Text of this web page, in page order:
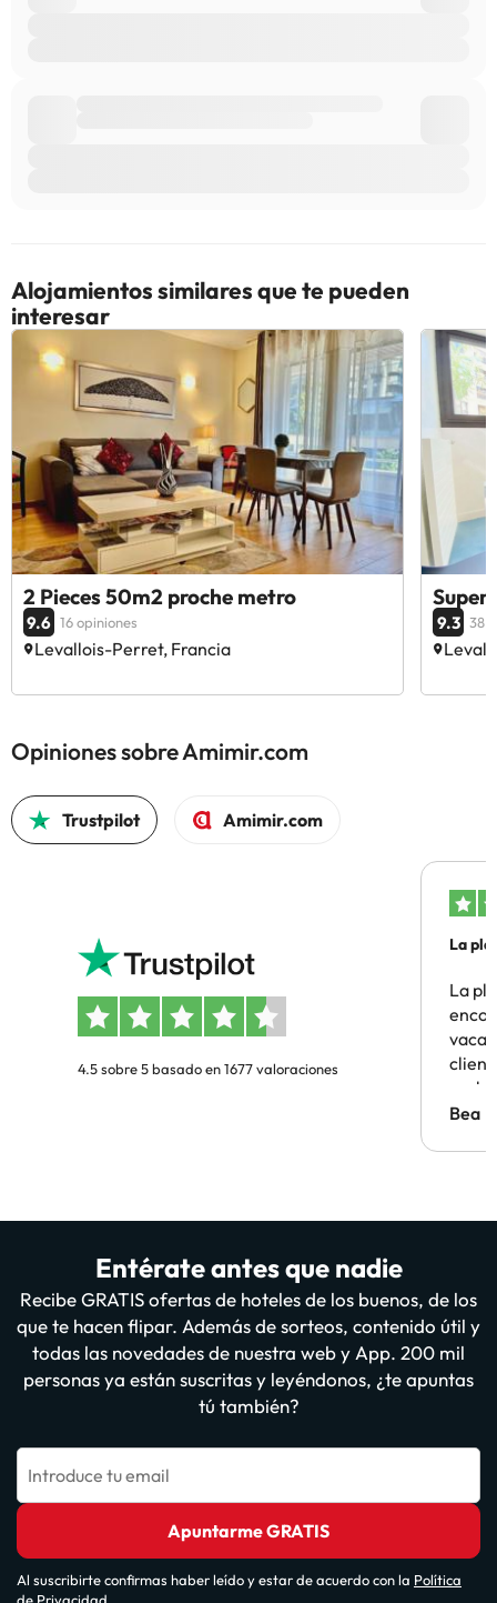
Alojamientos similares que te pueden
interesar
2 Pieces 50m2 proche metro
9.6 16 opiniones
Levallois-Perret, Francia
9.3 38
Opiniones sobre Amimir.com
Trustpilot Amimir.com
4.5 sobre 5 basado en 1677 valoraciones
La
La
Bea
Entérate antes que nadie
Recibe GRATIS ofertas de hoteles de los buenos, de los
que te hacen flipar. Además de sorteos, contenido útil y
todas las novedades de nuestra web y App. 200 mil
personas ya están suscritas y leyéndonos, ¿te apuntas
tú también?
Introduce tu email
Apuntarme GRATIS
Al suscribirte confirmas haber leído y estar de acuerdo con la Política